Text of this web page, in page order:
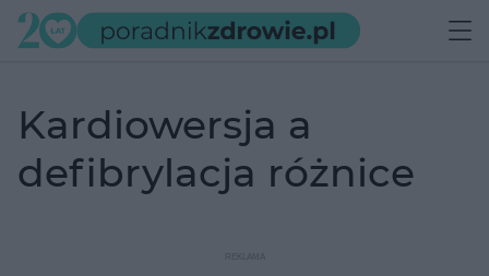
kardiowersja a
defibrylacja różnice